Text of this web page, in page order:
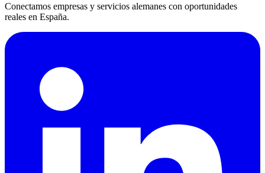
Conectamos empresas y servicios alemanes con oportunidades
reales en España.